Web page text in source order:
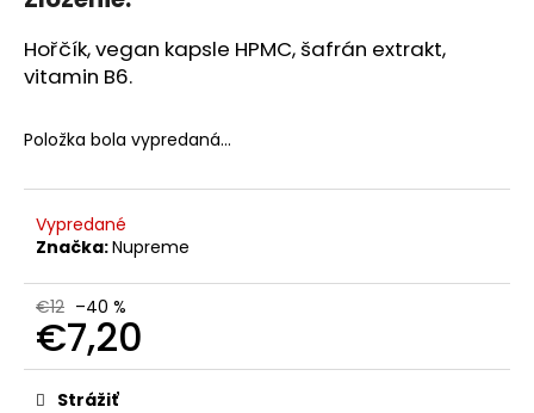
Hořčík, vegan kapsle HPMC, šafrán extrakt,
vitamin B6.
Položka bola vypredaná…
Vypredané
Značka:Nupreme
€12 –40 %
€7,20
Jednotková
cena:Strážiť
CAPITAL
SOLEIL
HYDRATAČNÉ
OCHRANNÉ
TVÁR
SPF
50+,
300ML,
EXP
05/26
€9,44
Pôvodne:
€23,60